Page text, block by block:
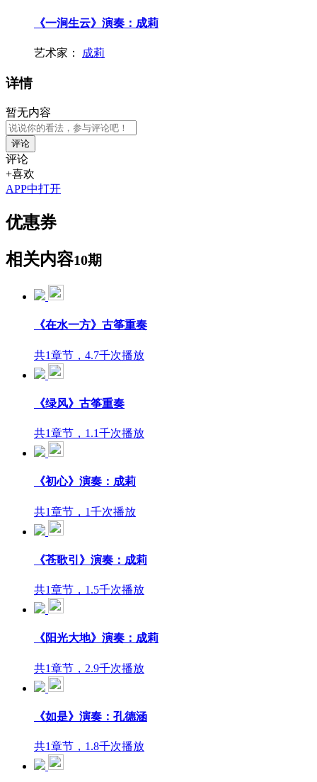
《一涧生云》演奏：成莉
艺术家： 成莉
详情
暂无内容
评论
评论
+喜欢
APP中打开
优惠券
相关内容10期
《在水一方》古筝重奏
共1章节，4.7千次播放
《绿风》古筝重奏
共1章节，1.1千次播放
《初心》演奏：成莉
共1章节，1千次播放
《苍歌引》演奏：成莉
共1章节，1.5千次播放
《阳光大地》演奏：成莉
共1章节，2.9千次播放
《如是》演奏：孔德涵
共1章节，1.8千次播放